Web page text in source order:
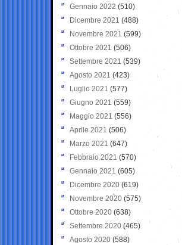
Gennaio 2022 (510)
Dicembre 2021 (488)
Novembre 2021 (599)
Ottobre 2021 (506)
Settembre 2021 (539)
Agosto 2021 (423)
Luglio 2021 (577)
Giugno 2021(559)
Maggio 2021 (556)
Aprile 2021 (506)
Marzo 2021 (647)
Febbraio 2021 (570)
Gennaio 2021 (605)
Dicembre 2020 (619)
Novembre 2020 (575)
Ottobre 2020 (638)
Settembre 2020(465)
Agosto 2020 (588)